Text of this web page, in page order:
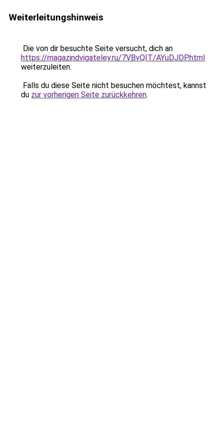
Weiterleitungshinweis
Die von dir besuchte Seite versucht, dich an
https://magazindvigateley.ru/7VBvQIT/AYuDJDP.html
weiterzuleiten.
Falls du diese Seite nicht besuchen möchtest, kannst
du zur vorherigen Seite zurückkehren.